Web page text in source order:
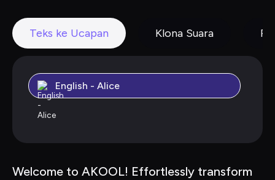
Teks ke Ucapan Klona Suara
English - Alice
Welcome to AKOOL! Effortlessly transform